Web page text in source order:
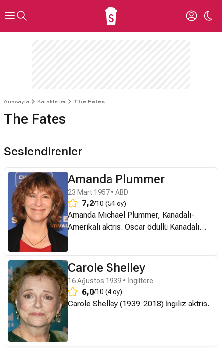
Anasayfa Karakterler The Fates
The Fates
Seslendirenler
Amanda Plummer
23 Mart 1957 • ABD
7,2/10 (54 oy)
Amanda Michael Plummer, Kanadalı-
Amerikalı aktris. Oscar ödüllü Kanadalı
2016) çocuğudur.
Carole Shelley
16 Ağustos 1939 • İngiltere
6,0/10 (4 oy)
Carole Shelley (1939-2018) İngiliz aktris.